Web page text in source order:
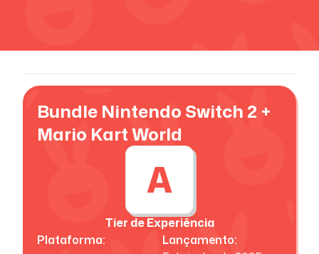
Bundle Nintendo Switch 2 +
Mario Kart World
A
Tier de Experiência
Plataforma:
Lançamento: